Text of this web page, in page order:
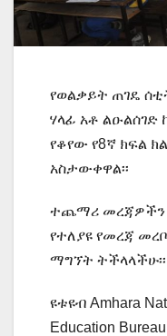
የወልቃይት ጠገዴ
ሃላፊ አቶ ልዑልሰገድ
የቆየው የ8ኛ ክፍል
አስታውቀዋል፡፡
ተጨማሪ መረጃዎችን
የተለያዩ የመረጃ
ማግኘት ትችላላችሁ፡፡
ዩቱዩብ Amhara
Education Bureau